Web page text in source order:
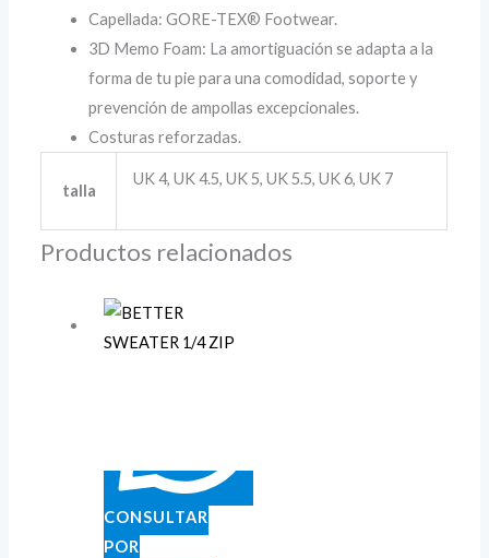
Capellada: GORE-TEX® Footwear.
3D Memo Foam: La amortiguación se adapta a la
forma de tu pie para una comodidad, soporte y
prevención de ampollas excepcionales.
Costuras reforzadas.
talla
UK 4, UK 4.5, UK 5, UK 5.5, UK 6, UK 7
Productos relacionados
CONSULTAR
POR